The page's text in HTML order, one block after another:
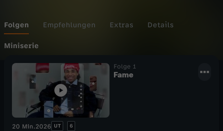
e
g
o
e
Folgen Empfehlungen Extras Details
Miniserie
Folge 1
Fame
20 Min.2026 UT 6